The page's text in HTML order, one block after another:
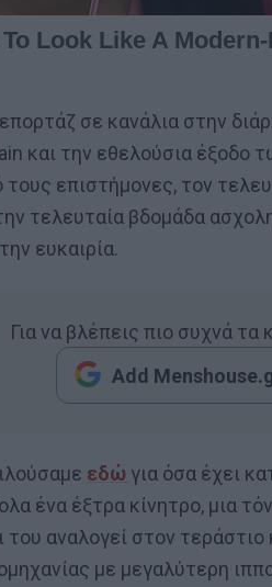
σε κανάλια στην
και την εθελούσια
επιστήμονες, τον
τελευταία βδομάδα
ευκαιρία.
Για να βλέπεις πιο συχνά
Add
εδώ για όσα έχει
ένα έξτρα κίνητρο, μια
του αναλογεί στον
με μεγαλύτερη